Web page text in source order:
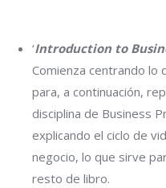
‘Introduction to
Comienza centrando lo
para, a continuación,
disciplina de Business
explicando el ciclo de
negocio, lo que sirve
resto de libro.